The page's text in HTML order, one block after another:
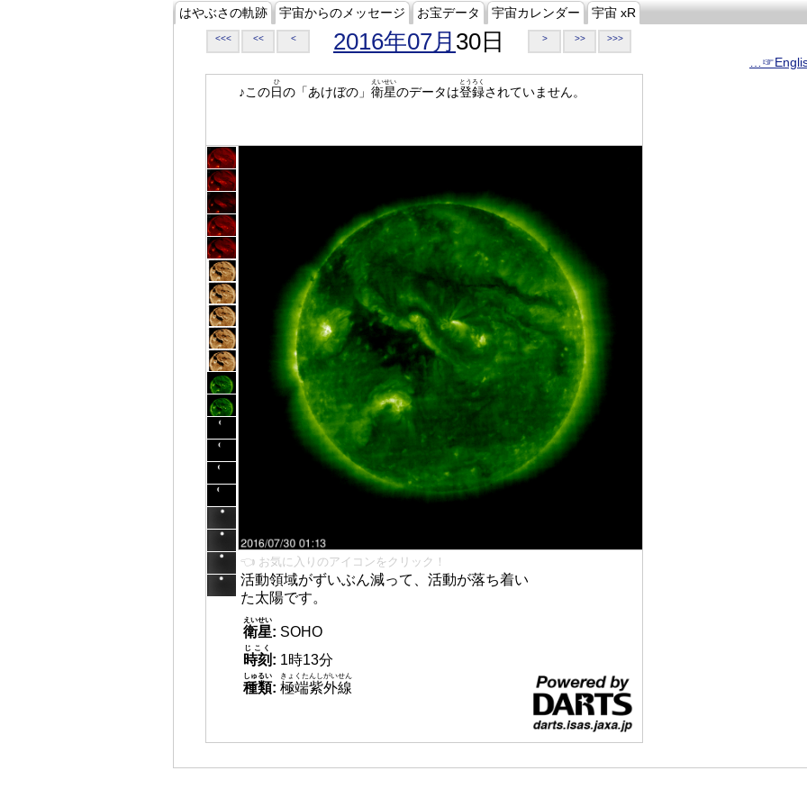
はやぶさの軌跡 宇宙からのメッセージ お宝データ 宇宙カレンダー 宇宙 xR
<<< << < 2016年07月 30日 > >> >>>
♪この日
ひ
の「あけぼの」 衛星
えいせい
のデータは登録
とうろく
されていません。
👈 お気に入りのアイコンをクリック！
活動領域がずいぶん減って、活動が落ち着い
た太陽です。
衛星
えいせい
: SOHO
時刻
じこく
: 1時13分
種類
しゅるい
: 極端紫外線
きょくたんしがいせん